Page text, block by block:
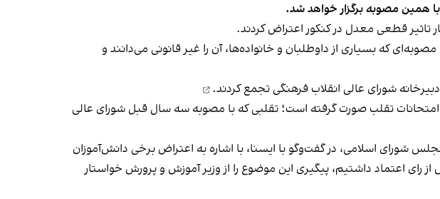
همین مصوبه برگزار خواهد شد.
تاثیر قطعی معدل در کنکور اعتراض کردند.
که بسیاری از داوطلبان و خانواده‌ها، آن را غیر قانونی می‌دانند و
تجمع کردند.
امتحانات تقلب صورت گرفته است؛ تقلبی که با مصوبه سه سال قبل شورای عالی
اسلامی، در گفت‌وگو با ایسنا، با اشاره به اعتراض برخی دانش‌آموزان
اعتماد داشتیم، پیگیری این موضوع را از وزیر آموزش و پرورش خواستار